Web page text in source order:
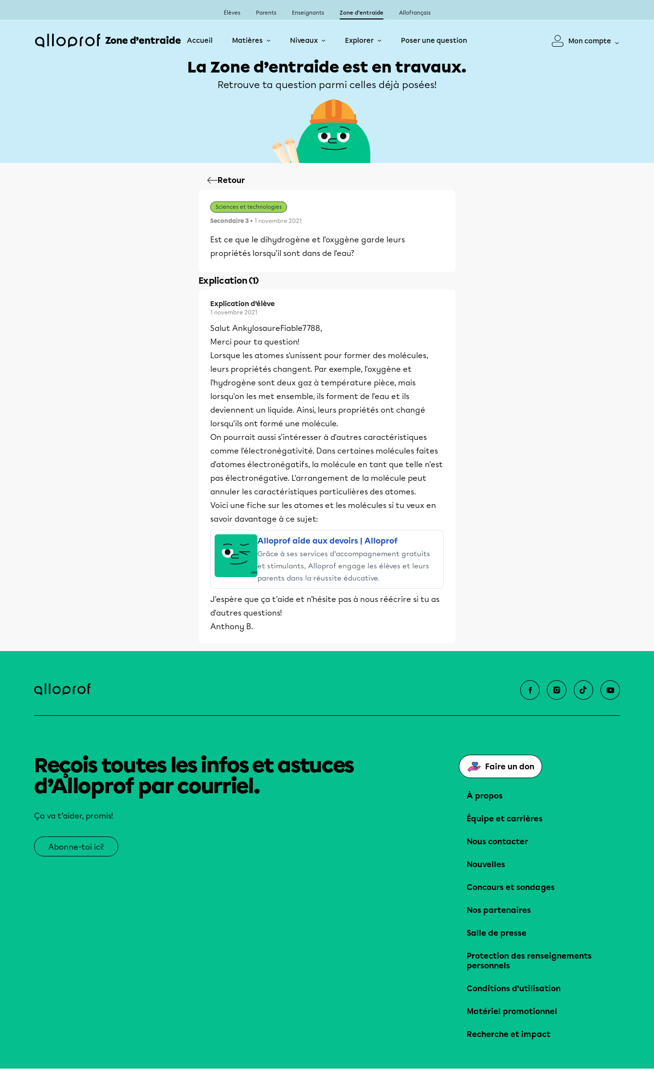
Élèves Parents Enseignants Zone d’entraide Allofrançais
Zone d’entraide Accueil Matières Niveaux Explorer Poser une question Mon compte
La Zone d’entraide est en travaux.
Retrouve ta question parmi celles déjà posées!
Retour
Sciences et technologies
Secondaire 3 • 1 novembre 2021
Est ce que le dihydrogène et l'oxygène garde leurs
propriétés lorsqu'il sont dans de l'eau?
Explication (1)
Explication d’élève
1 novembre 2021
Salut AnkylosaureFiable7788,
Merci pour ta question!
Lorsque les atomes s'unissent pour former des molécules,
leurs propriétés changent. Par exemple, l'oxygène et
l'hydrogène sont deux gaz à température pièce, mais
lorsqu'on les met ensemble, ils forment de l'eau et ils
deviennent un liquide. Ainsi, leurs propriétés ont changé
lorsqu'ils ont formé une molécule.
On pourrait aussi s'intéresser à d'autres caractéristiques
comme l'électronégativité. Dans certaines molécules faites
d'atomes électronégatifs, la molécule en tant que telle n'est
pas électronégative. L'arrangement de la molécule peut
annuler les caractéristiques particulières des atomes.
Voici une fiche sur les atomes et les molécules si tu veux en
savoir davantage à ce sujet:
Alloprof aide aux devoirs | Alloprof
Grâce à ses services d’accompagnement gratuits
et stimulants, Alloprof engage les élèves et leurs
parents dans la réussite éducative.
J'espère que ça t'aide et n'hésite pas à nous réécrire si tu as
d'autres questions!
Anthony B.
Reçois toutes les infos et astuces
d’Alloprof par courriel.
Ça va t’aider, promis!
Abonne-toi ici!
Faire un don
À propos
Équipe et carrières
Nous contacter
Nouvelles
Concours et sondages
Nos partenaires
Salle de presse
Protection des renseignements
personnels
Conditions d’utilisation
Matériel promotionnel
Recherche et impact